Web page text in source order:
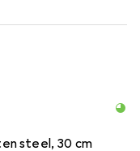
steel, 30 cm